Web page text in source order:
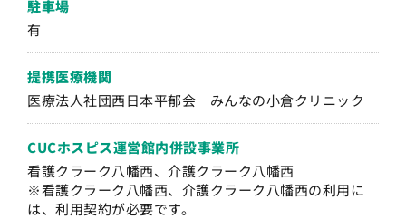
駐車場
有
提携医療機関
医療法人社団西日本平郁会 みんなの小倉クリニック
CUCホスピス運営館内併設事業所
看護クラーク八幡西、介護クラーク八幡西
※看護クラーク八幡西、介護クラーク八幡西の利用に
は、利用契約が必要です。